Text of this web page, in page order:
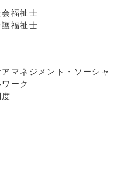
会福祉士
護福祉士
アマネジメント・ソーシャ
ワーク